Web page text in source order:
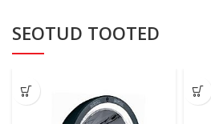
SEOTUD TOOTED